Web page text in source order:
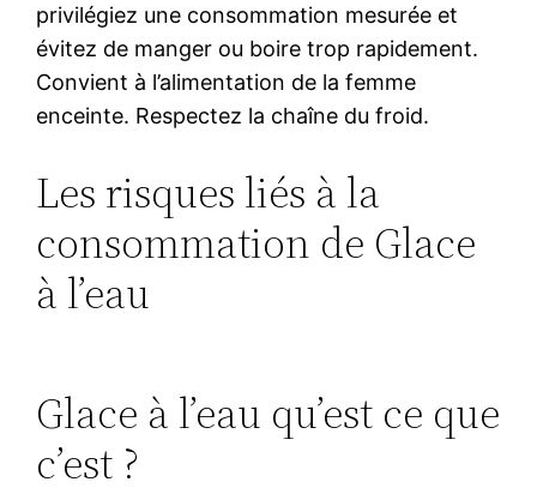
privilégiez une consommation mesurée et
évitez de manger ou boire trop rapidement.
Convient à l’alimentation de la femme
enceinte. Respectez la chaîne du froid.
Les risques liés à la
consommation de Glace
à l’eau
Glace à l’eau qu’est ce que
c’est ?